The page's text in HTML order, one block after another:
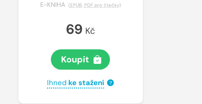
E-KNIHA (EPUB, PDF pro čtečky)
69 Kč
Koupit
Ihned ke stažení ?